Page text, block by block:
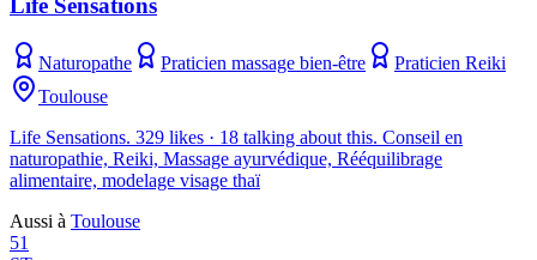
Naturopathe Praticien massage bien-être
Praticien Reiki
Toulouse
Life Sensations. 329 likes · 18 talking about this. Conseil en
naturopathie, Reiki, Massage ayurvédique, Rééquilibrage
alimentaire, modelage visage thaï
Aussi à Toulouse
51